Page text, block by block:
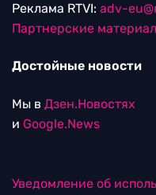
Реклама RTVI: adv-
Партнерские
Достойные новости
Мы в Дзен.Новостях
и Google.News
Уведомление об